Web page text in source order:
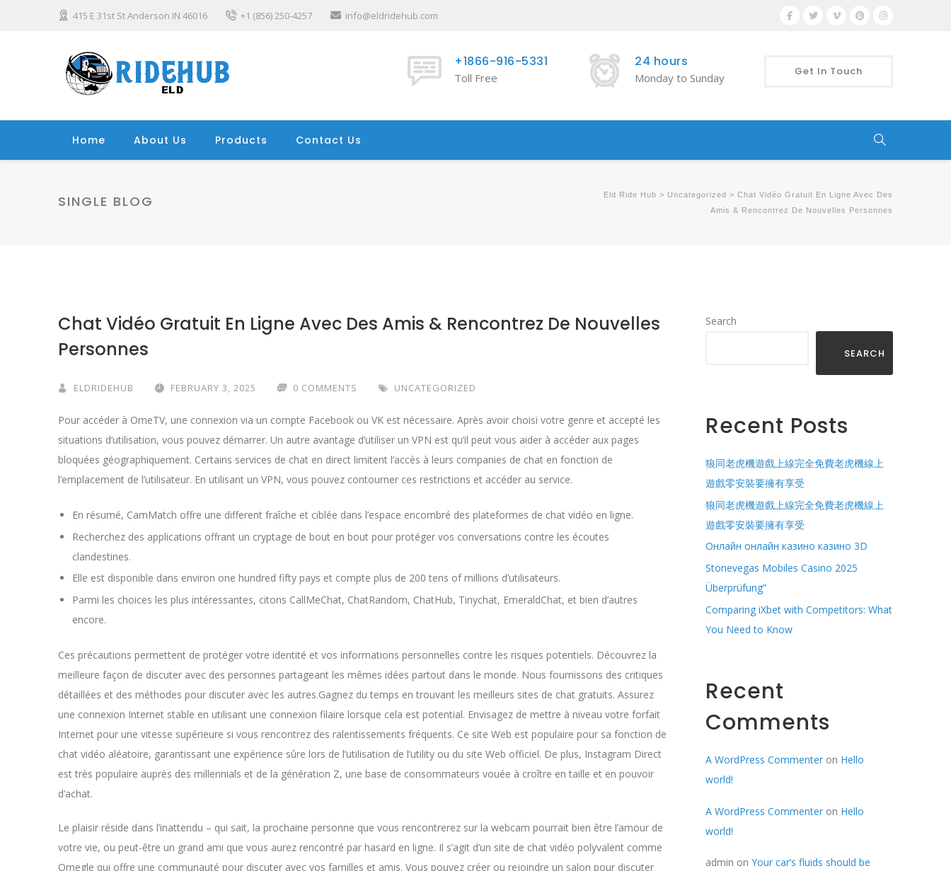
415 E 31st St Anderson IN 46016 +1 (856) 250-4257 info@eldridehub.com
Get In Touch
+1866-916-5331
Toll Free
24 hours
Monday to Sunday
Home About Us Products Contact Us
SINGLE BLOG Eld Ride Hub > Uncategorized > Chat Vidéo Gratuit En Ligne Avec Des
Amis & Rencontrez De Nouvelles Personnes
Chat Vidéo Gratuit En Ligne Avec Des Amis & Rencontrez De Nouvelles
Personnes
ELDRIDEHUB FEBRUARY 3, 2025 0 COMMENTS UNCATEGORIZED
Pour accéder à OmeTV, une connexion via un compte Facebook ou VK est nécessaire. Après avoir choisi votre genre et accepté les
situations d’utilisation, vous pouvez démarrer. Un autre avantage d’utiliser un VPN est qu’il peut vous aider à accéder aux pages
bloquées géographiquement. Certains services de chat en direct limitent l’accès à leurs companies de chat en fonction de
l’emplacement de l’utilisateur. En utilisant un VPN, vous pouvez contourner ces restrictions et accéder au service.
En résumé, CamMatch offre une different fraîche et ciblée dans l’espace encombré des plateformes de chat vidéo en ligne.
Recherchez des applications offrant un cryptage de bout en bout pour protéger vos conversations contre les écoutes
clandestines.
Elle est disponible dans environ one hundred fifty pays et compte plus de 200 tens of millions d’utilisateurs.
Parmi les choices les plus intéressantes, citons CallMeChat, ChatRandom, ChatHub, Tinychat, EmeraldChat, et bien d’autres
encore.
Ces précautions permettent de protéger votre identité et vos informations personnelles contre les risques potentiels. Découvrez la
meilleure façon de discuter avec des personnes partageant les mêmes idées partout dans le monde. Nous fournissons des critiques
détaillées et des méthodes pour discuter avec les autres.Gagnez du temps en trouvant les meilleurs sites de chat gratuits. Assurez
une connexion Internet stable en utilisant une connexion filaire lorsque cela est potential. Envisagez de mettre à niveau votre forfait
Internet pour une vitesse supérieure si vous rencontrez des ralentissements fréquents. Ce site Web est populaire pour sa fonction de
chat vidéo aléatoire, garantissant une expérience sûre lors de l’utilisation de l’utility ou du site Web officiel. De plus, Instagram Direct
est très populaire auprès des millennials et de la génération Z, une base de consommateurs vouée à croître en taille et en pouvoir
d’achat.
Le plaisir réside dans l’inattendu – qui sait, la prochaine personne que vous rencontrerez sur la webcam pourrait bien être l’amour de
votre vie, ou peut-être un grand ami que vous aurez rencontré par hasard en ligne. Il s’agit d’un site de chat vidéo polyvalent comme
Omegle qui offre une communauté pour discuter avec vos familles et amis. Vous pouvez créer ou rejoindre un salon pour discuter
Search
SEARCH
Recent Posts
狼同老虎機遊戲上線完全免費老虎機線上
遊戲零安裝要擁有享受
狼同老虎機遊戲上線完全免費老虎機線上
遊戲零安裝要擁有享受
Онлайн онлайн казино казино 3D
Stonevegas Mobiles Casino 2025
Überprüfung”
Comparing iXbet with Competitors: What
You Need to Know
Recent
Comments
A WordPress Commenteron Hello
world!
A WordPress Commenteron Hello
world!
admin on Your car’s fluids should be